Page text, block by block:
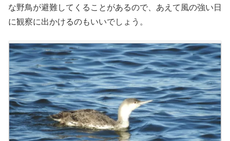
な野鳥が避難してくることがあるので、あえて風の強い日
に観察に出かけるのもいいでしょう。